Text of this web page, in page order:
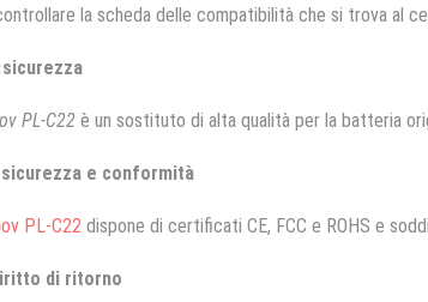
la scheda delle compatibilità che si trova al
PL-C22 è un sostituto di alta qualità per la batteria
e conformità
PL-C22 dispone di certificati CE, FCC e ROHS e
di ritorno